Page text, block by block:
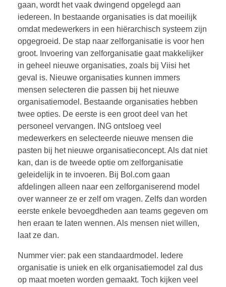
gaan, wordt het vaak dwingend opgelegd aan
iedereen. In bestaande organisaties is dat moeilijk
omdat medewerkers in een hiërarchisch systeem zijn
opgegroeid. De stap naar zelforganisatie is voor hen
groot. Invoering van zelforganisatie gaat makkelijker
in geheel nieuwe organisaties, zoals bij Viisi het
geval is. Nieuwe organisaties kunnen immers
mensen selecteren die passen bij het nieuwe
organisatiemodel. Bestaande organisaties hebben
twee opties. De eerste is een groot deel van het
personeel vervangen. ING ontsloeg veel
medewerkers en selecteerde nieuwe mensen die
pasten bij het nieuwe organisatieconcept. Als dat niet
kan, dan is de tweede optie om zelforganisatie
geleidelijk in te invoeren. Bij Bol.com gaan
afdelingen alleen naar een zelforganiserend model
over wanneer ze er zelf om vragen. Zelfs dan worden
eerste enkele bevoegdheden aan teams gegeven om
hen eraan te laten wennen. Als mensen niet willen,
laat ze dan.
Nummer vier: pak een standaardmodel. Iedere
organisatie is uniek en elk organisatiemodel zal dus
op maat moeten worden gemaakt. Toch kijken veel